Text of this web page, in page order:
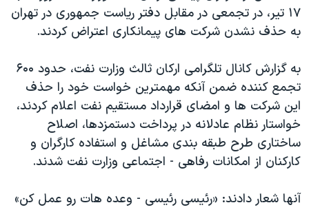
تریبونال مردمی آبان ۹۸
دادگاه حمید نوری
قانون شفافیت دارائی کادر رهبری ایران
اعتراضات مردمی آبان ۹۸
اسرائیل در جنگ
نرگس محمدی برنده جایزه نوبل صلح
صفحه‌های ویژه
۱۷ تیر، در تجمعی در مقابل دفتر ریاست جمهوری در تهران
به حذف نشدن شرکت های پیمانکاری اعتراض کردند.
به گزارش کانال تلگرامی ارکان ثالث وزارت نفت، حدود ۶۰۰
تجمع کننده ضمن آنکه مهمترین خواست خود را حذف
این شرکت ها و امضای قرارداد مستقیم نفت اعلام کردند،
خواستار نظام عادلانه در پرداخت دستمزدها، اصلاح
ساختاری طرح طبقه بندی مشاغل و استفاده کارگران و
کارکنان از امکانات رفاهی - اجتماعی وزارت نفت شدند.
آنها شعار دادند: «رئیسی رئیسی - وعده هات رو عمل کن»